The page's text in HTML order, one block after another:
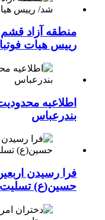
منطقه آزاد
رییس هیات
اطلاعیه
بندرعباس
فرا رسیدن
حسین(ع) تسلیت